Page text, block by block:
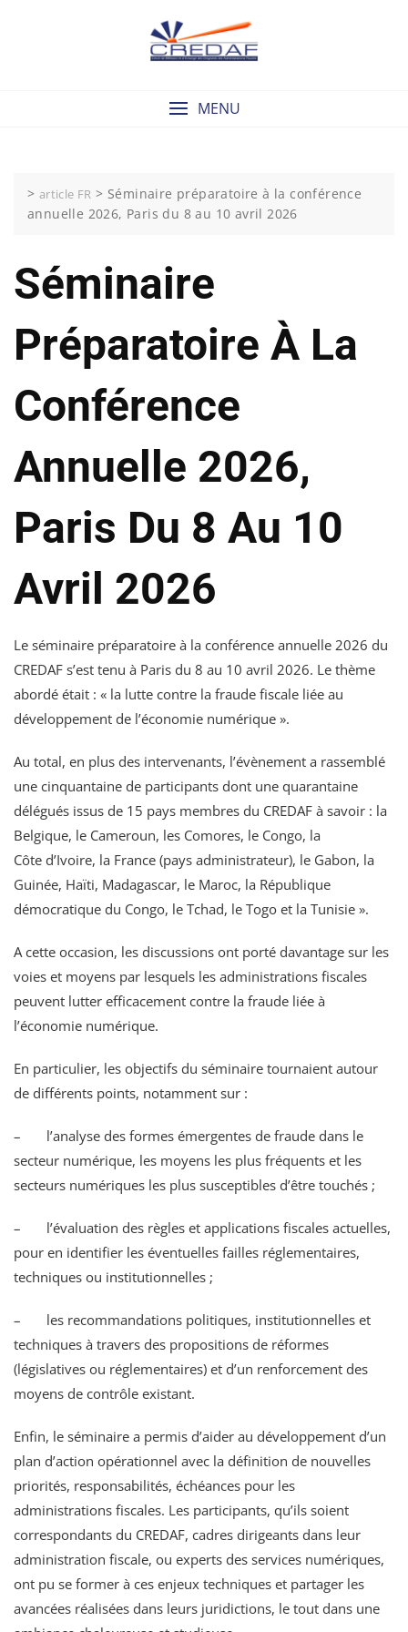
MENU
> article FR > Séminaire préparatoire à la conférence
annuelle 2026, Paris du 8 au 10 avril 2026
Séminaire
Préparatoire À La
Conférence
Annuelle 2026,
Paris Du 8 Au 10
Avril 2026
Le séminaire préparatoire à la conférence annuelle 2026 du
CREDAF s’est tenu à Paris du 8 au 10 avril 2026. Le thème
abordé était : « la lutte contre la fraude fiscale liée au
développement de l’économie numérique ».
Au total, en plus des intervenants, l’évènement a rassemblé
une cinquantaine de participants dont une quarantaine
délégués issus de 15 pays membres du CREDAF à savoir : la
Belgique, le Cameroun, les Comores, le Congo, la
Côte d’Ivoire, la France (pays administrateur), le Gabon, la
Guinée, Haïti, Madagascar, le Maroc, la République
démocratique du Congo, le Tchad, le Togo et la Tunisie ».
A cette occasion, les discussions ont porté davantage sur les
voies et moyens par lesquels les administrations fiscales
peuvent lutter efficacement contre la fraude liée à
l’économie numérique.
En particulier, les objectifs du séminaire tournaient autour
de différents points, notamment sur :
– l’analyse des formes émergentes de fraude dans le
secteur numérique, les moyens les plus fréquents et les
secteurs numériques les plus susceptibles d’être touchés ;
– l’évaluation des règles et applications fiscales actuelles,
pour en identifier les éventuelles failles réglementaires,
techniques ou institutionnelles ;
– les recommandations politiques, institutionnelles et
techniques à travers des propositions de réformes
(législatives ou réglementaires) et d’un renforcement des
moyens de contrôle existant.
Enfin, le séminaire a permis d’aider au développement d’un
plan d’action opérationnel avec la définition de nouvelles
priorités, responsabilités, échéances pour les
administrations fiscales. Les participants, qu’ils soient
correspondants du CREDAF, cadres dirigeants dans leur
administration fiscale, ou experts des services numériques,
ont pu se former à ces enjeux techniques et partager les
avancées réalisées dans leurs juridictions, le tout dans une